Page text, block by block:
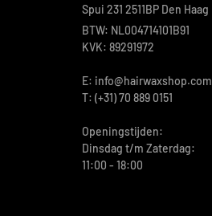
Spui 231 2511BP Den Haag
BTW: NL004714101B91
KVK: 89291972
E: info@hairwaxshop.com
T: (+31) 70 889 0151
Openingstijden:
Dinsdag t/m Zaterdag:
11:00 - 18:00